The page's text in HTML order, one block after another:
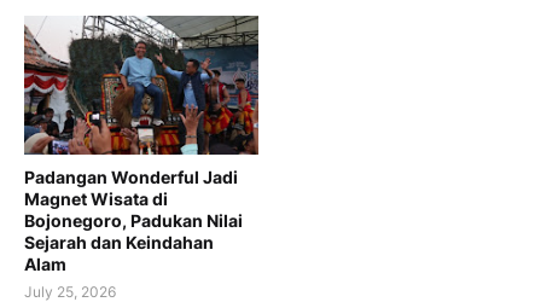
Padangan Wonderful Jadi
Magnet Wisata di
Bojonegoro, Padukan Nilai
Sejarah dan Keindahan
Alam
July 25, 2026